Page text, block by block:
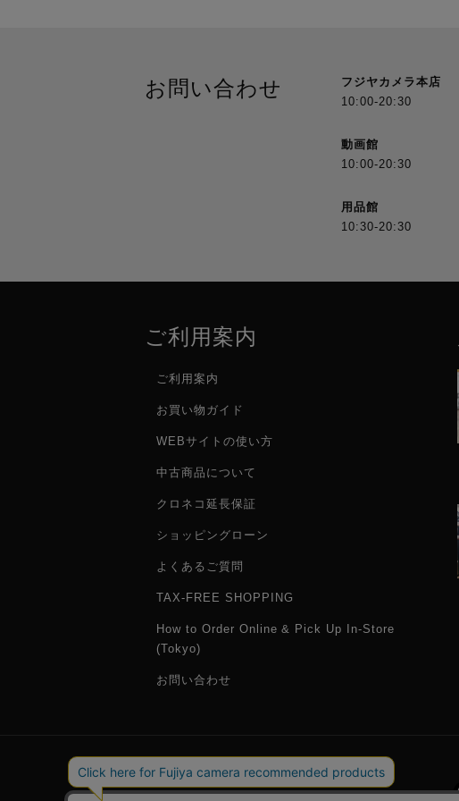
お問い合わせ
フジヤカメラ本店
10:00-20:30
動画館
10:00-20:30
用品館
10:30-20:30
ご利用案内
ご利用案内
お買い物ガイド
WEBサイトの使い方
中古商品について
クロネコ延長保証
ショッピングローン
よくあるご質問
TAX-FREE SHOPPING
How to Order Online & Pick Up In-Store
(Tokyo)
お問い合わせ